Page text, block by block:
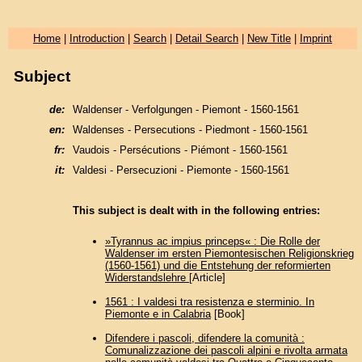
Home| Introduction| Search| Detail Search| New Title| Imprint
Subject
de:
Waldenser - Verfolgungen - Piemont - 1560-1561
en:
Waldenses - Persecutions - Piedmont - 1560-1561
fr:
Vaudois - Persécutions - Piémont - 1560-1561
it:
Valdesi - Persecuzioni - Piemonte - 1560-1561
This subject is dealt with in the following entries:
»Tyrannus ac impius princeps« : Die Rolle der
Waldenser im ersten Piemontesischen Religionskrieg
(1560-1561) und die Entstehung der reformierten
Widerstandslehre [Article]
1561 : I valdesi tra resistenza e sterminio. In
Piemonte e in Calabria[Book]
Difendere i pascoli, difendere la comunità :
Comunalizzazione dei pascoli alpini e rivolta armata